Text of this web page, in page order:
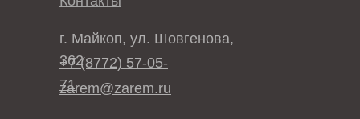
+7 (8772) 57-05-
71
zarem@zarem.ru
г. Майкоп, ул. Шовгенова,
362